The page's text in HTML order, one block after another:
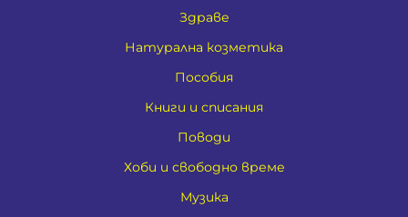
Здраве
Натурална козметика
Пособия
Книги и списания
Поводи
Хоби и свободно време
Музика